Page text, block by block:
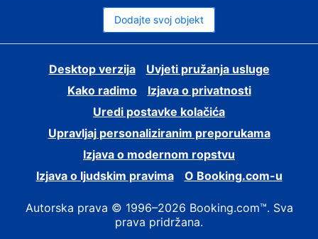
Dodajte svoj objekt
Desktop verzija
Uvjeti pružanja usluge
Kako radimo
Izjava o privatnosti
Uredi postavke kolačića
Upravljaj personaliziranim preporukama
Izjava o modernom ropstvu
Izjava o ljudskim pravima
O Booking.com-u
Autorska prava © 1996–2026 Booking.com™. Sva
prava pridržana.